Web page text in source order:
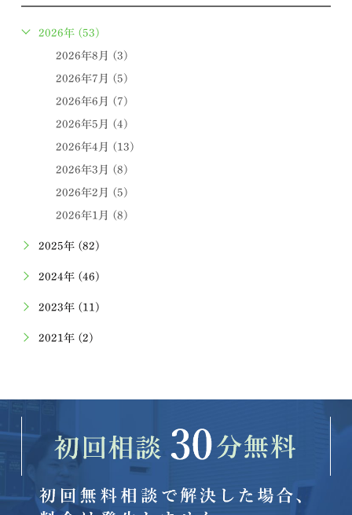
2026年 (53)
2026年8月 (3)
2026年7月 (5)
2026年6月 (7)
2026年5月 (4)
2026年4月 (13)
2026年3月 (8)
2026年2月 (5)
2026年1月 (8)
2025年 (82)
2024年 (46)
2023年 (11)
2021年 (2)